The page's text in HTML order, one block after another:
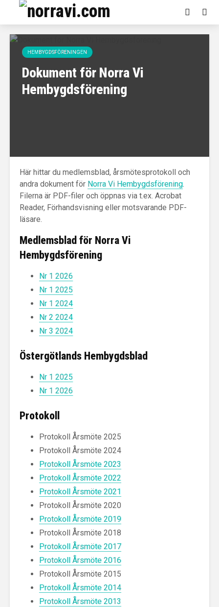
HEMBYGDSFÖRENINGEN
Dokument för Norra Vi
Hembygdsförening
Här hittar du medlemsblad, årsmötesprotokoll och
andra dokument för Norra Vi Hembygdsförening.
Filerna är PDF-filer och öppnas via t.ex. Acrobat
Reader, Förhandsvisning eller motsvarande PDF-
läsare.
Medlemsblad för Norra Vi
Hembygdsförening
Nr 1 2026
Nr 1 2025
Nr 1 2024
Nr 2 2024
Nr 3 2024
Östergötlands Hembygdsblad
Nr 1 2025
Nr 1 2026
Protokoll
Protokoll Årsmöte 2025
Protokoll Årsmöte 2024
Protokoll Årsmöte 2023
Protokoll Årsmöte 2022
Protokoll Årsmöte 2021
Protokoll Årsmöte 2020
Protokoll Årsmöte 2019
Protokoll Årsmöte 2018
Protokoll Årsmöte 2017
Protokoll Årsmöte 2016
Protokoll Årsmöte 2015
Protokoll Årsmöte 2014
Protokoll Årsmöte 2013